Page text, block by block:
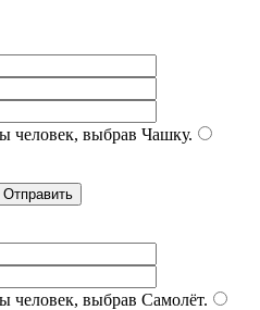
человек, выбрав Чашку.
человек, выбрав Самолёт.